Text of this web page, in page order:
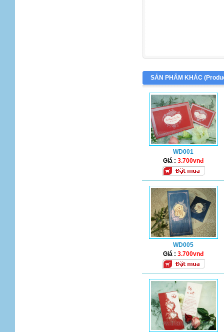
SẢN PHẨM KHÁC (
WD001
Giá :3.700vnđ
WD005
Giá :3.700vnđ